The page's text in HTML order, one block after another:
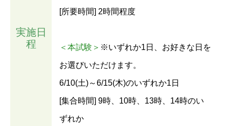
実施日
程
[所要時間] 2時間程度
＜本試験＞ ※いずれか1日、お好きな日を
お選びいただけます。
6/10(土)～6/15(木)のいずれか1日
[集合時間] 9時、10時、13時、14時のい
ずれか